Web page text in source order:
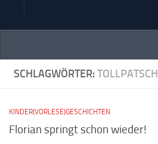
Zum Inhalt springen
SCHLAGWÖRTER:TOLLPATSCH
KINDER(VORLESE)GESCHICHTEN
Florian springt schon wieder!